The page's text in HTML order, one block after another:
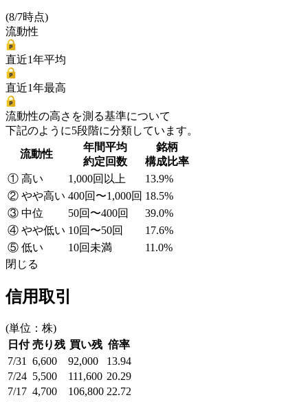
(8/7時点)
流動性
直近1年平均
直近1年最高
流動性の高さを測る基準について
下記のように5段階に分類しています。
流動性
年間平均
約定回数
銘柄
構成比率
① 高い
1,000回以上
13.9%
② やや高い 400回〜1,000回 18.5%
③ 中位
50回〜400回
39.0%
④ やや低い 10回〜50回
17.6%
⑤ 低い
10回未満
11.0%
閉じる
信用取引
(単位：株)
日付 売り残 買い残 倍率
7/31
6,600 92,000
13.94
7/24 5,500 111,600 20.29
7/17 4,700 106,800 22.72